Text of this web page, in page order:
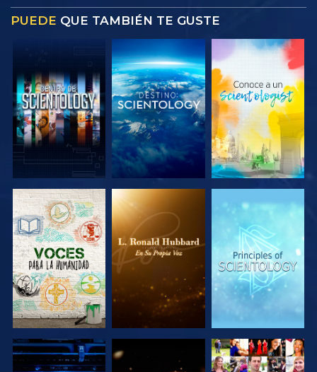
PUEDE QUE TAMBIÉN TE GUSTE
EXPLORA LAS
SERIES
EXPLORA LAS
SERIES
EXPLORA LAS
SERIES